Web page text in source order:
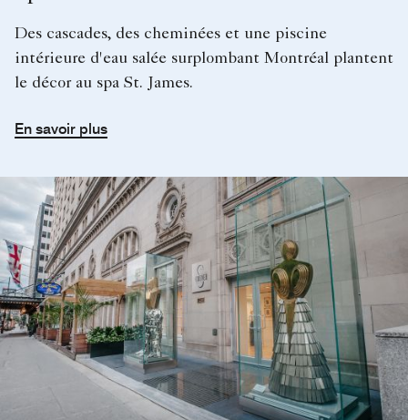
Des cascades, des cheminées et une piscine
intérieure d'eau salée surplombant Montréal plantent
le décor au spa St. James.
En savoir plus